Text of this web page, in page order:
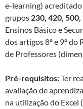
e-learning)
grupos 230, 420,
Ensinos Básico e
dos artigos 8º e 9º
de Professores
Pré-requisitos:Ter
avaliação de
na utilização do Excel